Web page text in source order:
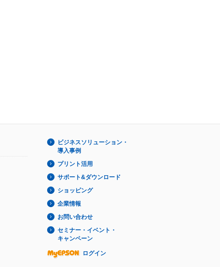
ビジネスソリューション・
導入事例
プリント活用
サポート&ダウンロード
ショッピング
企業情報
お問い合わせ
セミナー・イベント・
キャンペーン
ログイン